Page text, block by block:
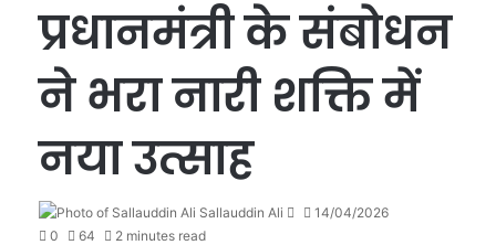
प्रधानमंत्री के संबोधन
ने भरा नारी शक्ति में
नया उत्साह
Sallauddin Ali
Send14/04/2026
0
64 2 minutes read